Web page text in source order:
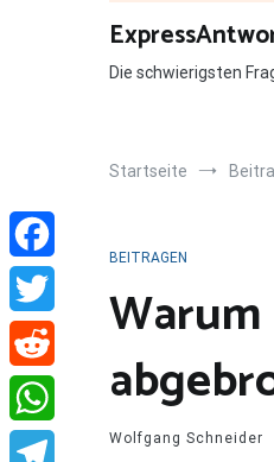
Die schwierigsten
Startseite
BEITRAGEN
Warum
Wolfgang Schneider
Facebook
Twitter
Reddit
WhatsApp